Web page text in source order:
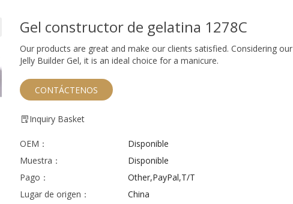
Gel constructor de gelatina 1278C
Our products are great and make our clients satisfied. Considering our
Jelly Builder Gel, it is an ideal choice for a manicure.
CONTÁCTENOS
Inquiry Basket
OEM：
Disponible
Muestra：
Disponible
Pago：
Other,PayPal,T/T
Lugar de origen：
China